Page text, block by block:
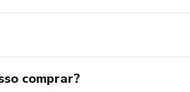
comprar?